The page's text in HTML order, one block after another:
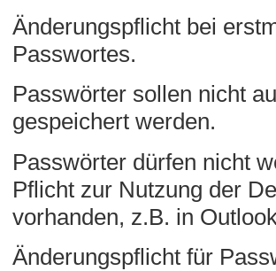
Änderungspflicht bei
Passwortes.
Passwörter sollen nicht
gespeichert werden.
Passwörter dürfen nicht
Pflicht zur Nutzung der
vorhanden, z.B. in
Änderungspflicht für